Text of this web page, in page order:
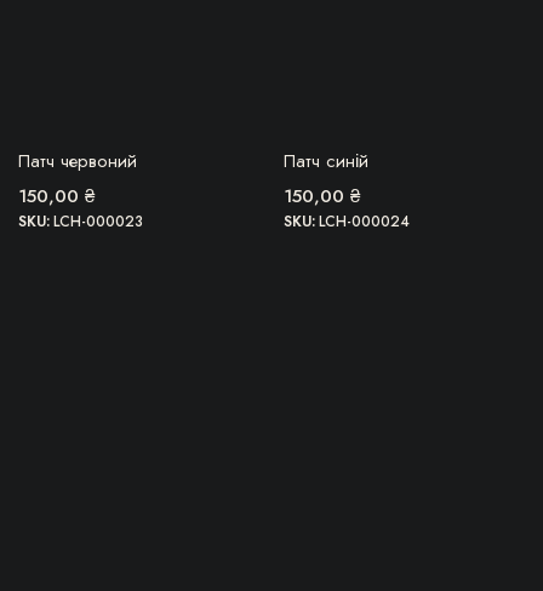
БЕРУ!
Патч червоний
150,00 ₴
SKU:LCH-000023
Патч синій
150,00 ₴
SKU:LCH-000024